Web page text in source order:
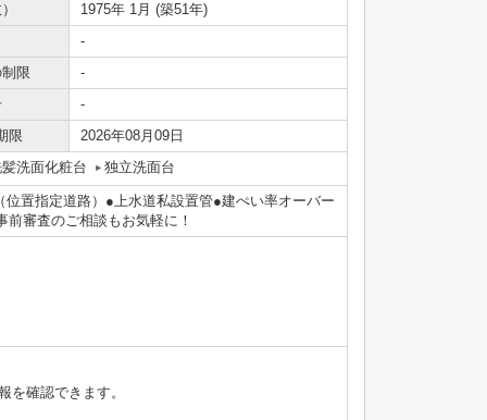
1975年 1月 (築51年)
-
限
-
-
限
2026年08月09日
洗面化粧台
独立洗面台
置指定道路）●上水道私設置管●建ぺい率オーバー
審査のご相談もお気軽に！
を確認できます。